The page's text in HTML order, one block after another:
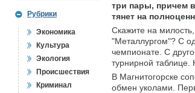
Рубрики
Экономика
Культура
Экология
Происшествия
Криминал
три пары, причем
тянет на
Скажите на
"Металлургом"? С
чемпионате. С
турнирной таблице.
В Магнитогорске
обмен уколами.